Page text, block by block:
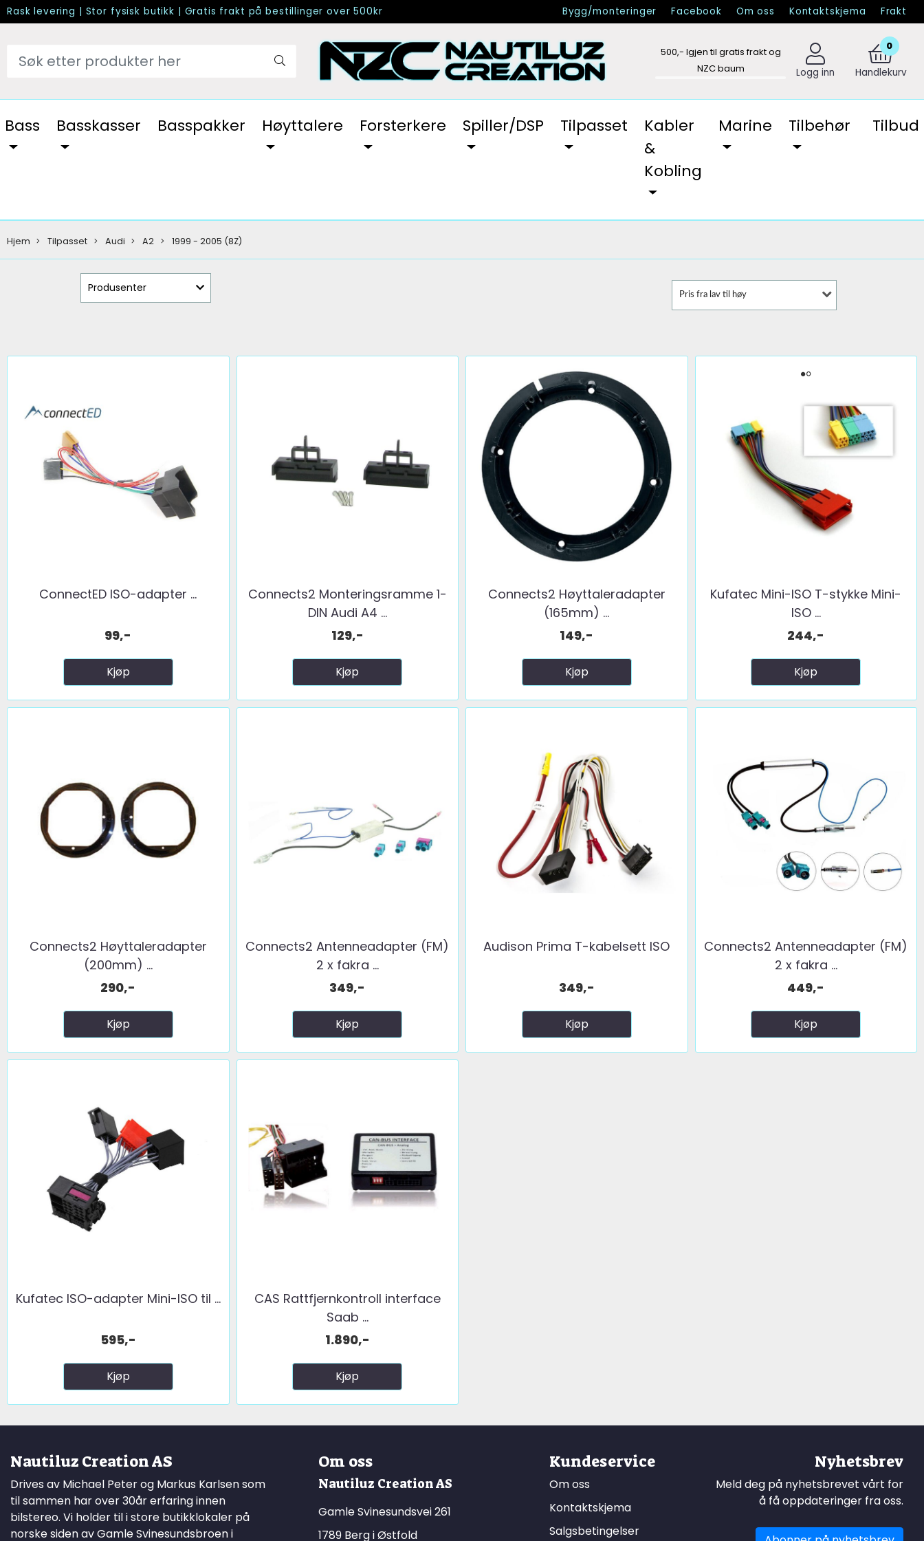
Rask levering | Stor fysisk butikk | Gratis frakt på bestillinger over 500kr Bygg/monteringer Facebook Om oss Kontaktskjema Frakt
500,- Igjen til gratis frakt og
NZC baum
Logg inn
0
Handlekurv
Bass Basskasser Basspakker Høyttalere Forsterkere Spiller/DSP Tilpasset
Kabler
&
Kobling
Marine Tilbehør Tilbud
Hjem Tilpasset Audi A2 1999 - 2005 (8Z)
Produsenter
Pris fra lav til høy
ConnectED ISO-adapter ...
99,-
Kjøp
Connects2 Monteringsramme 1-
DIN Audi A4 ...
129,-
Kjøp
Connects2 Høyttaleradapter
(165mm) ...
149,-
Kjøp
Kufatec Mini-ISO T-stykke Mini-
ISO ...
244,-
Kjøp
Connects2 Høyttaleradapter
(200mm) ...
290,-
Kjøp
Connects2 Antenneadapter (FM)
2 x fakra ...
349,-
Kjøp
Audison Prima T-kabelsett ISO
349,-
Kjøp
Connects2 Antenneadapter (FM)
2 x fakra ...
449,-
Kjøp
Kufatec ISO-adapter Mini-ISO til ...
595,-
Kjøp
CAS Rattfjernkontroll interface
Saab ...
1.890,-
Kjøp
Nautiluz Creation AS
Drives av Michael Peter og Markus Karlsen som
til sammen har over 30år erfaring innen
bilstereo. Vi holder til i store butikklokaler på
norske siden av Gamle Svinesundsbroen i
Om oss
Nautiluz Creation AS
Gamle Svinesundsvei 261
1789 Berg i Østfold
Kundeservice
Om oss
Kontaktskjema
Salgsbetingelser
Nyhetsbrev
Meld deg på nyhetsbrevet vårt for
å få oppdateringer fra oss.